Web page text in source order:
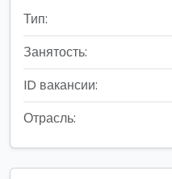
Тип:
Занятость:
ID вакансии:
Отрасль: